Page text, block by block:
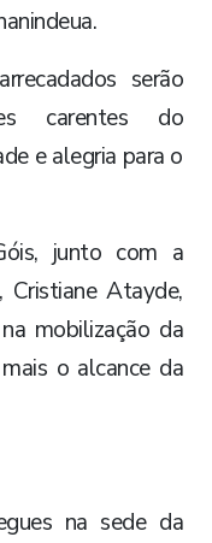
serão
carentes do
e alegria para o
junto com a
Cristiane Atayde,
mobilização da
o alcance da
na sede da